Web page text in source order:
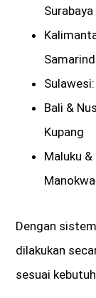
Surabaya
Bali &
Kupang
Maluku
Dengan
dilakukan
sesuai